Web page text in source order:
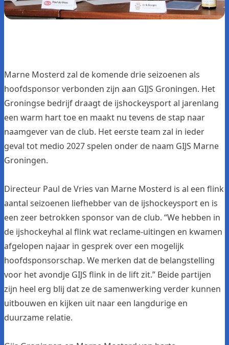
Marne Mosterd zal de komende drie seizoenen als
hoofdsponsor verbonden zijn aan GIJS Groningen. Het
Groningse bedrijf draagt de ijshockeysport al jarenlang
een warm hart toe en maakt nu tevens de stap naar
naamgever van de club. Het eerste team zal in ieder
geval tot medio 2027 spelen onder de naam GIJS Marne
Groningen.
Directeur Paul de Vries van Marne Mosterd is al een flink
aantal seizoenen liefhebber van de ijshockeysport en is
een zeer betrokken sponsor van de club. “We hebben in
de ijshockeyhal al flink wat reclame-uitingen en kwamen
afgelopen najaar in gesprek over een mogelijk
hoofdsponsorschap. We merken dat de belangstelling
voor het avondje GIJS flink in de lift zit.” Beide partijen
zijn heel erg blij dat ze de samenwerking verder kunnen
uitbouwen en kijken uit naar een langdurige en
duurzame relatie.